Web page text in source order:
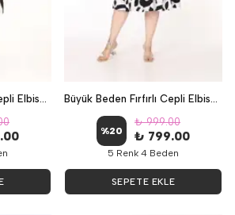
Büyük Beden Fırfırlı Cepli Elbise - Kubik Büyük Beden Fırfırlı Cepli Elbise - YAPRAK
%20
₺ 999.00
₺ 799.00
5 Renk 4 Beden
SEPETE EKLE